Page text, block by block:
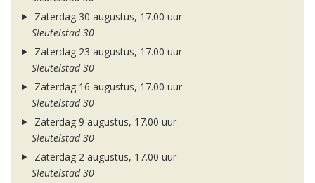
Zaterdag 30 augustus, 17.00 uur
Sleutelstad 30
Zaterdag 23 augustus, 17.00 uur
Sleutelstad 30
Zaterdag 16 augustus, 17.00 uur
Sleutelstad 30
Zaterdag 9 augustus, 17.00 uur
Sleutelstad 30
Zaterdag 2 augustus, 17.00 uur
Sleutelstad 30